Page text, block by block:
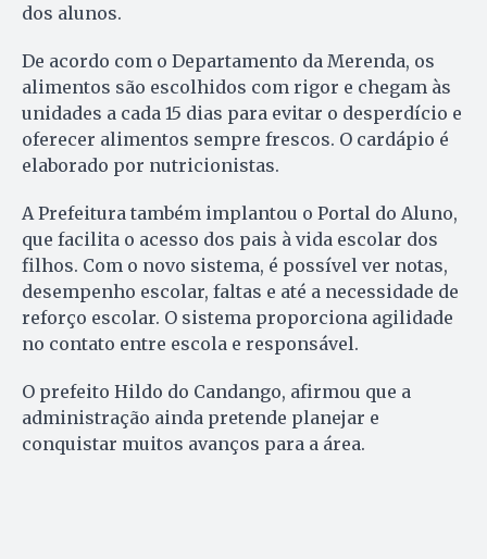
dos alunos.
De acordo com o Departamento da Merenda, os
alimentos são escolhidos com rigor e chegam às
unidades a cada 15 dias para evitar o desperdício e
oferecer alimentos sempre frescos. O cardápio é
elaborado por nutricionistas.
A Prefeitura também implantou o Portal do Aluno,
que facilita o acesso dos pais à vida escolar dos
filhos. Com o novo sistema, é possível ver notas,
desempenho escolar, faltas e até a necessidade de
reforço escolar. O sistema proporciona agilidade
no contato entre escola e responsável.
O prefeito Hildo do Candango, afirmou que a
administração ainda pretende planejar e
conquistar muitos avanços para a área.